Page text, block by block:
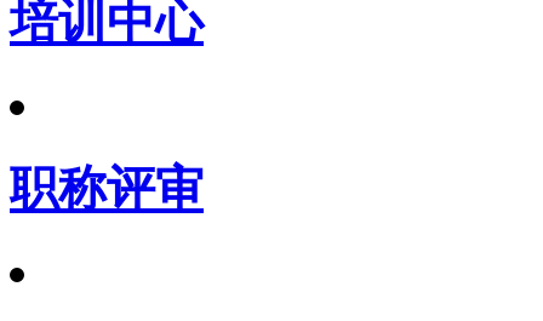
培训中心
职称评审